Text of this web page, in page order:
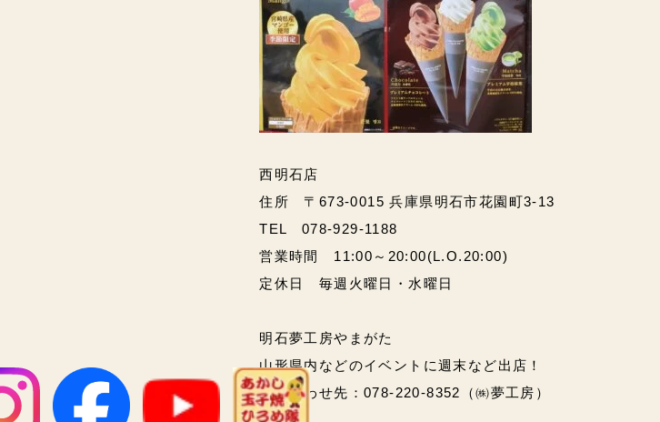
西明石店
住所 〒673-0015 兵庫県明石市花園町3-13
TEL 078-929-1188
営業時間 11:00～20:00(L.O.20:00)
定休日 毎週火曜日・水曜日
明石夢工房やまがた
山形県内などのイベントに週末など出店！
問い合わせ先：078-220-8352（㈱夢工房）